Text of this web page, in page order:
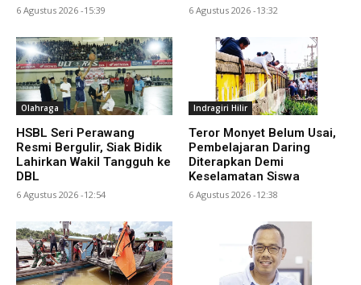
6 Agustus 2026 -15:39 6 Agustus 2026 -13:32
Olahraga
HSBL Seri Perawang
Resmi Bergulir, Siak Bidik
Lahirkan Wakil Tangguh ke
DBL
6 Agustus 2026 -12:54
Indragiri Hilir
Teror Monyet Belum Usai,
Pembelajaran Daring
Diterapkan Demi
Keselamatan Siswa
6 Agustus 2026 -12:38